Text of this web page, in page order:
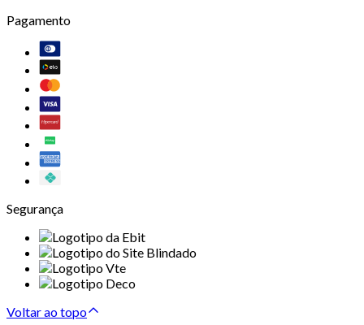
Pagamento
Segurança
Voltar ao topo